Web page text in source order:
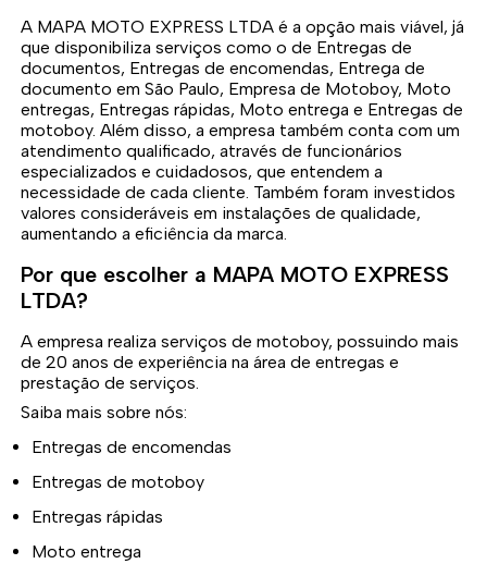
A MAPA MOTO EXPRESS LTDA é a opção mais viável, já
que disponibiliza serviços como o de Entregas de
documentos, Entregas de encomendas, Entrega de
documento em São Paulo, Empresa de Motoboy, Moto
entregas, Entregas rápidas, Moto entrega e Entregas de
motoboy. Além disso, a empresa também conta com um
atendimento qualificado, através de funcionários
especializados e cuidadosos, que entendem a
necessidade de cada cliente. Também foram investidos
valores consideráveis em instalações de qualidade,
aumentando a eficiência da marca.
Por que escolher a MAPA MOTO EXPRESS
LTDA?
A empresa realiza serviços de motoboy, possuindo mais
de 20 anos de experiência na área de entregas e
prestação de serviços.
Saiba mais sobre nós:
Entregas de encomendas
Entregas de motoboy
Entregas rápidas
Moto entrega